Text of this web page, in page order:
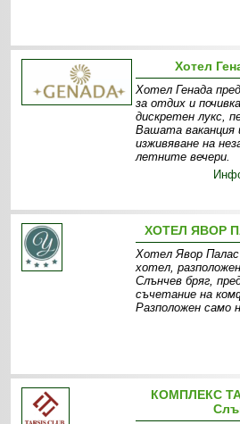
Хотел
Хотел Генада
за отдих и
дискретен лукс,
Вашата ваканция
изживяване на
летните вечери.
ХОТЕЛ ЯВОР
Хотел Явор Палас
хотел,
Слънчев бряг,
съчетание на
Разположен само
КОМПЛЕКС